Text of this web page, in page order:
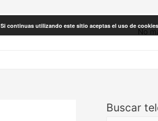
No
Buscar
Si continuas utilizando este sitio aceptas el uso de